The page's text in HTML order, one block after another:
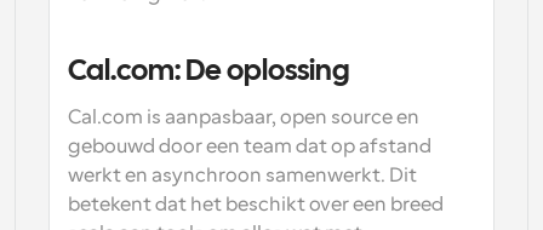
Cal.com: De oplossing
Cal.com is aanpasbaar, open source en
gebouwd door een team dat op afstand
werkt en asynchroon samenwerkt. Dit
betekent dat het beschikt over een breed